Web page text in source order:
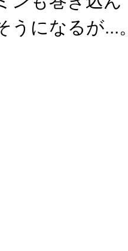
うになるが...